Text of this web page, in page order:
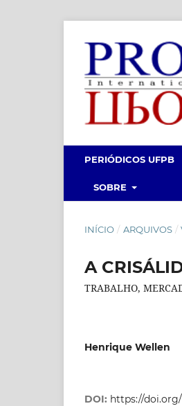
PERIÓDICOS UFPB
SOBRE
INÍCIO / ARQUIVOS /
A
TRABALHO,
Henrique Wellen
DOI: https://